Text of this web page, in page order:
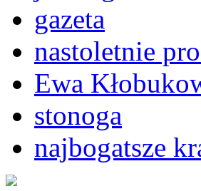
gazeta
nastoletnie
Ewa
stonoga
najbogatsze